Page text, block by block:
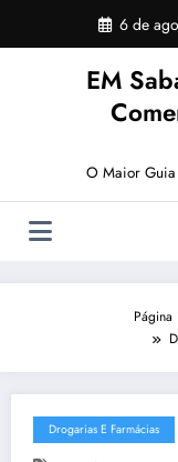
o
6 de
EM
O Maior
Página
Drogarias E Farmácias